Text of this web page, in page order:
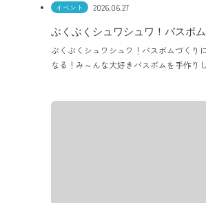
イベント 2026.06.27
ぶくぶくシュワシュワ！バスボ
ぶくぶくシュワシュワ！バスボムづくり
なる！み～んな大好きバスボムを手作りし